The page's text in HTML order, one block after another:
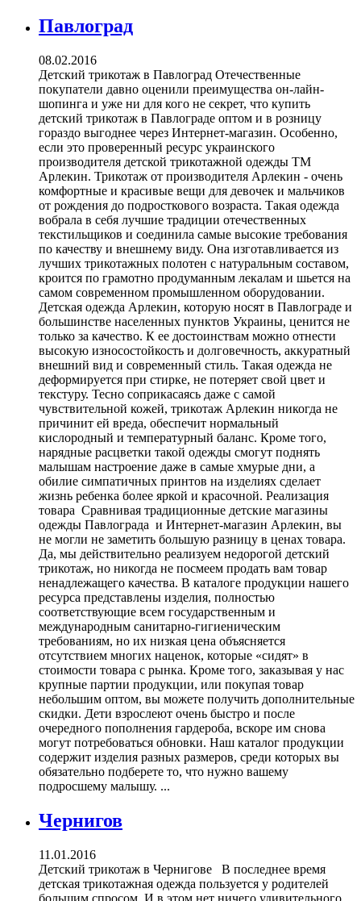
Павлоград
08.02.2016
Детский трикотаж в Павлоград Отечественные
покупатели давно оценили преимущества он-лайн-
шопинга и уже ни для кого не секрет, что купить
детский трикотаж в Павлограде оптом и в розницу
гораздо выгоднее через Интернет-магазин. Особенно,
если это проверенный ресурс украинского
производителя детской трикотажной одежды ТМ
Арлекин. Трикотаж от производителя Арлекин - очень
комфортные и красивые вещи для девочек и мальчиков
от рождения до подросткового возраста. Такая одежда
вобрала в себя лучшие традиции отечественных
текстильщиков и соединила самые высокие требования
по качеству и внешнему виду. Она изготавливается из
лучших трикотажных полотен с натуральным составом,
кроится по грамотно продуманным лекалам и шьется на
самом современном промышленном оборудовании.
Детская одежда Арлекин, которую носят в Павлограде и
большинстве населенных пунктов Украины, ценится не
только за качество. К ее достоинствам можно отнести
высокую износостойкость и долговечность, аккуратный
внешний вид и современный стиль. Такая одежда не
деформируется при стирке, не потеряет свой цвет и
текстуру. Тесно соприкасаясь даже с самой
чувствительной кожей, трикотаж Арлекин никогда не
причинит ей вреда, обеспечит нормальный
кислородный и температурный баланс. Кроме того,
нарядные расцветки такой одежды смогут поднять
малышам настроение даже в самые хмурые дни, а
обилие симпатичных принтов на изделиях сделает
жизнь ребенка более яркой и красочной. Реализация
товара Сравнивая традиционные детские магазины
одежды Павлограда и Интернет-магазин Арлекин, вы
не могли не заметить большую разницу в ценах товара.
Да, мы действительно реализуем недорогой детский
трикотаж, но никогда не посмеем продать вам товар
ненадлежащего качества. В каталоге продукции нашего
ресурса представлены изделия, полностью
соответствующие всем государственным и
международным санитарно-гигиеническим
требованиям, но их низкая цена объясняется
отсутствием многих наценок, которые «сидят» в
стоимости товара с рынка. Кроме того, заказывая у нас
крупные партии продукции, или покупая товар
небольшим оптом, вы можете получить дополнительные
скидки. Дети взрослеют очень быстро и после
очередного пополнения гардероба, вскоре им снова
могут потребоваться обновки. Наш каталог продукции
содержит изделия разных размеров, среди которых вы
обязательно подберете то, что нужно вашему
подросшему малышу. ...
Чернигов
11.01.2016
Детский трикотаж в Чернигове В последнее время
детская трикотажная одежда пользуется у родителей
большим спросом. И в этом нет ничего удивительного.